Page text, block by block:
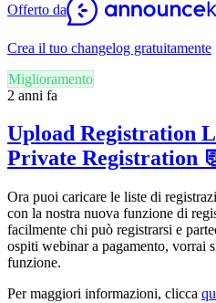
Offerto da
Crea il tuo changelog gratuitamente
Miglioramento
2 anni fa
Upload Registration
Private Registration
Ora puoi caricare le liste di
con la nostra nuova funzione di
facilmente chi può registrarsi e
ospiti webinar a pagamento, vorrai
funzione.
Per maggiori informazioni, clicca